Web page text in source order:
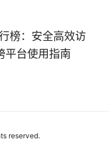
榜：安全高效访
平台使用指南
reserved.